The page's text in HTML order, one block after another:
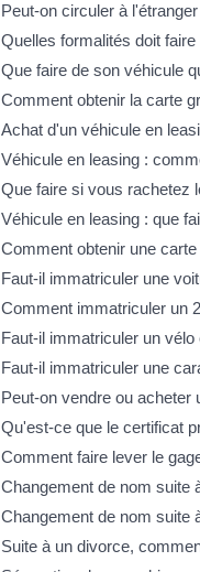
Peut-on circuler à
Quelles formalités doit
Que faire de son véhicule
Comment obtenir la carte
Achat d'un véhicule en
Véhicule en leasing :
Que faire si vous rachetez
Véhicule en leasing : que
Comment obtenir une
Faut-il immatriculer une
Comment immatriculer un
Faut-il immatriculer un vélo
Faut-il immatriculer une
Peut-on vendre ou acheter
Qu'est-ce que le certificat
Comment faire lever le
Changement de nom suite
Changement de nom suite
Suite à un divorce,